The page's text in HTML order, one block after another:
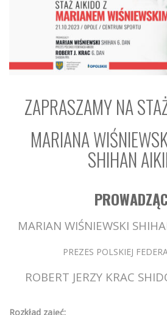
ZAPRASZAMY NA
MARIANA
SHIHAN
MARIAN WIŚNIEWSKI
PREZES POLSKIEJ
ROBERT JERZY KRAC
Rozkład zajęć: